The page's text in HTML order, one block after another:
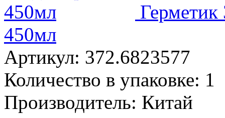
450мл
Артикул: 372.6823577
Количество в упаковке: 1
Производитель: Китай